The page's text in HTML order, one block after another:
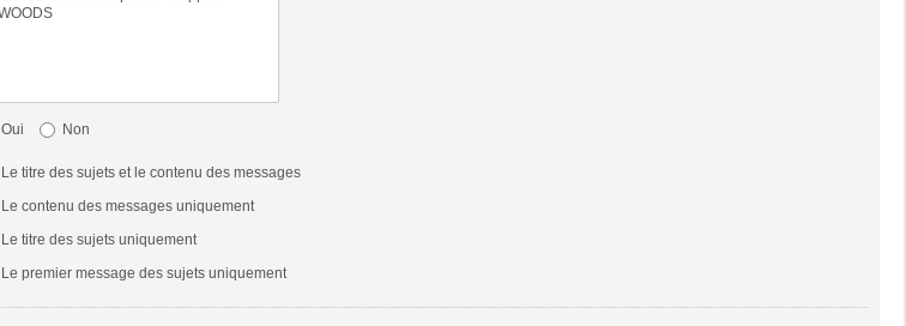
Oui Non
Le titre des sujets et le contenu des messages
Le contenu des messages uniquement
Le titre des sujets uniquement
Le premier message des sujets uniquement